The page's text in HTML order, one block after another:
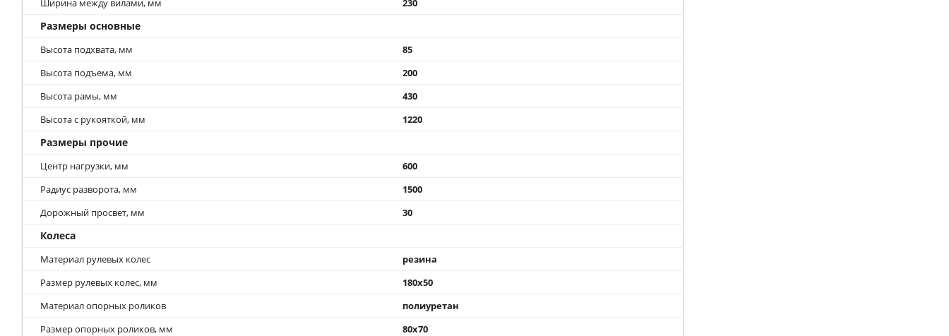
Ширина между вилами, мм
230
Размеры основные
Высота подхвата, мм
85
Высота подъема, мм
200
Высота рамы, мм
430
Высота с рукояткой, мм
1220
Размеры прочие
Центр нагрузки, мм
600
Радиус разворота, мм
1500
Дорожный просвет, мм
30
Колеса
Материал рулевых колес
резина
Размер рулевых колес, мм
180x50
Материал опорных роликов
полиуретан
Размер опорных роликов, мм
80x70